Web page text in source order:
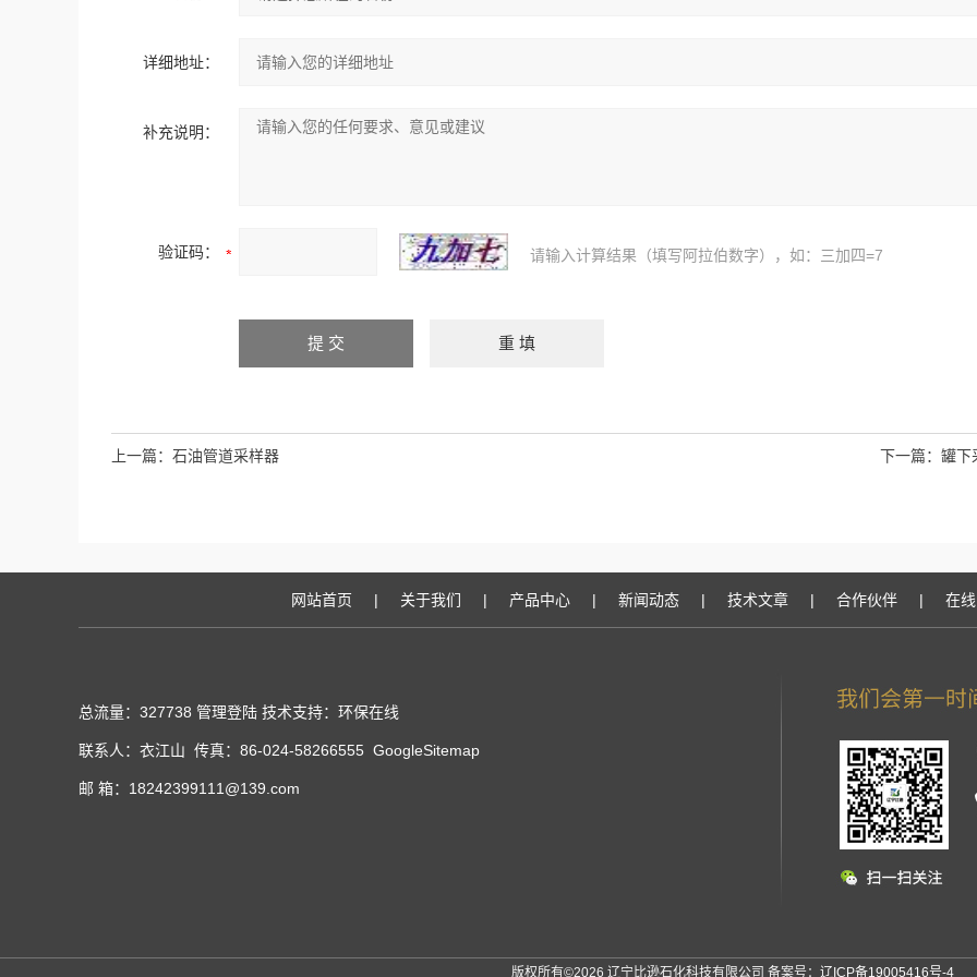
详细地址：
补充说明：
验证码： 请输入计算结果（填写阿拉伯数字），如：三加四=7
上一篇： 石油管道采样器 下一篇： 罐下
网站首页 | 关于我们 | 产品中心 | 新闻动态 | 技术文章 | 合作伙伴 | 在
总流量：327738 管理登陆 技术支持： 环保在线
联系人：衣江山 传真：86-024-58266555 GoogleSitemap
邮 箱：18242399111@139.com
版权所有©2026 辽宁比逊石化科技有限公司 备案号： 辽ICP备19005416号-4